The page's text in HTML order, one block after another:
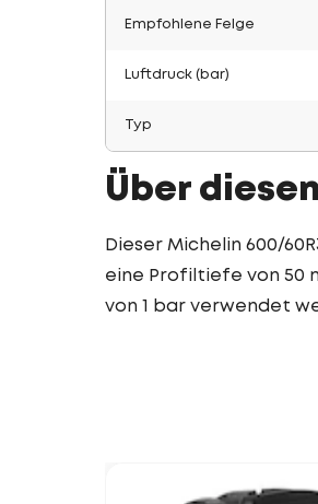
Empfohlene Felge
Luftdruck (bar)
Typ
Über
Dieser Michelin 600/
eine Profiltiefe von 50
von 1 bar verwendet